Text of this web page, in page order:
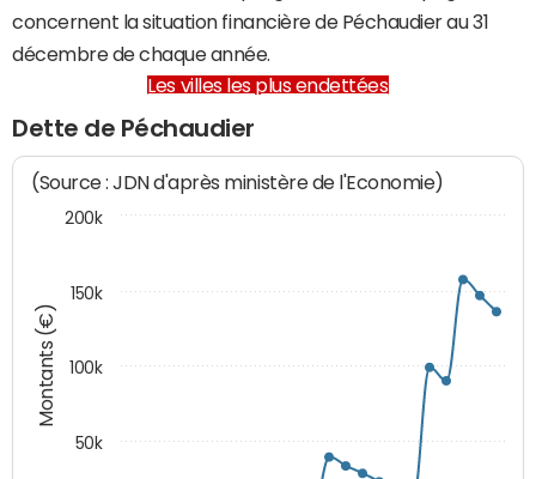
concernent la situation financière de Péchaudier au 31
décembre de chaque année.
Les villes les plus endettées
Dette de Péchaudier
Montants (€)
(Source : JDN d'après ministère de l'Economie)
50k
100k
150k
200k